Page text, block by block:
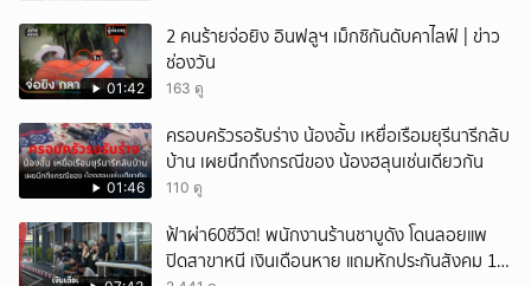
01:42
2 คนร้ายจ่อยิง อินฟลูฯ เม็กซิกันดับคาไลฟ์ | ข่าว
ช่องวัน
163 ดู
01:46
ครอบครัวรอรับร่าง น้องอั้ม เหยื่อเรือมยุรีนารีกลับ
บ้าน เผยนึกถึงกรณีของ น้องฮลุนเช่นเดียวกัน
110 ดู
ฟ้าผ่า60ชีวิต! พนักงานร้านชาบูดัง โดนลอยแพ
ปิดสาขาหนี เงินเดือนหาย แถมหักประกันสังคม 11